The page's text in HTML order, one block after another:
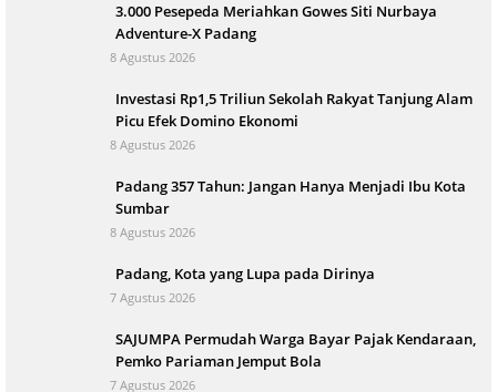
3.000 Pesepeda Meriahkan Gowes Siti Nurbaya
Adventure-X Padang
8 Agustus 2026
Investasi Rp1,5 Triliun Sekolah Rakyat Tanjung Alam
Picu Efek Domino Ekonomi
8 Agustus 2026
Padang 357 Tahun: Jangan Hanya Menjadi Ibu Kota
Sumbar
8 Agustus 2026
Padang, Kota yang Lupa pada Dirinya
7 Agustus 2026
SAJUMPA Permudah Warga Bayar Pajak Kendaraan,
Pemko Pariaman Jemput Bola
7 Agustus 2026